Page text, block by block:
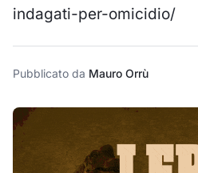
indagati-per-omicidio/
Pubblicato da Mauro Orrù